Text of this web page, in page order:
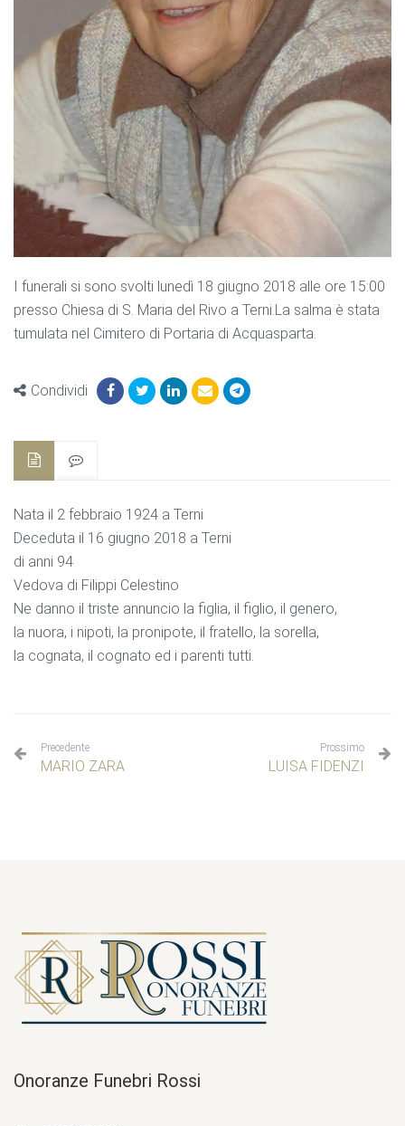
I funerali si sono svolti lunedì 18 giugno 2018 alle ore 15:00
presso Chiesa di S. Maria del Rivo a Terni.La salma è stata
tumulata nel Cimitero di Portaria di Acquasparta.
Condividi
Nata il 2 febbraio 1924 a Terni
Deceduta il 16 giugno 2018 a Terni
di anni 94
Vedova di Filippi Celestino
Ne danno il triste annuncio la figlia, il figlio, il genero,
la nuora, i nipoti, la pronipote, il fratello, la sorella,
la cognata, il cognato ed i parenti tutti.
Precedente
MARIO ZARA
Prossimo
LUISA FIDENZI
Onoranze Funebri Rossi